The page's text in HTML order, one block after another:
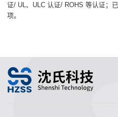
证/ UL、ULC 认证/ ROHS 等认证；
项。